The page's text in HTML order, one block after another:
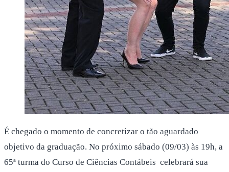
É chegado o momento de concretizar o tão aguardado
objetivo da graduação. No próximo sábado (09/03) às 19h, a
65ª turma do Curso de Ciências Contábeis celebrará sua